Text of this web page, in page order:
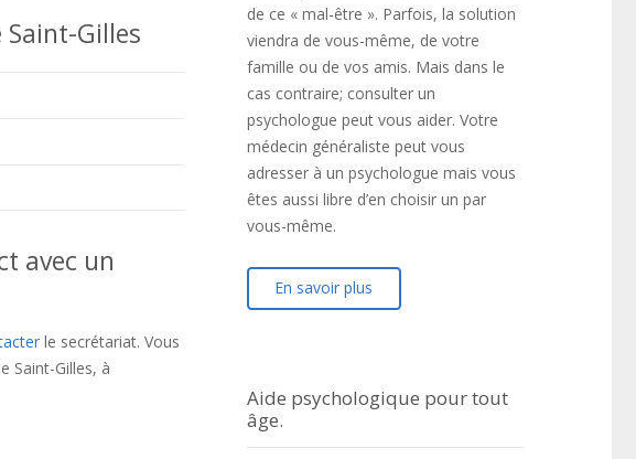
Gilles
avec un
le secrétariat. Vous
Saint-Gilles, à
de ce « mal-être ». Parfois, la solution
viendra de vous-même, de votre
famille ou de vos amis. Mais dans le
cas contraire; consulter un
psychologue peut vous aider. Votre
médecin généraliste peut vous
adresser à un psychologue mais vous
êtes aussi libre d’en choisir un par
vous-même.
En savoir plus
Aide psychologique pour tout
âge.